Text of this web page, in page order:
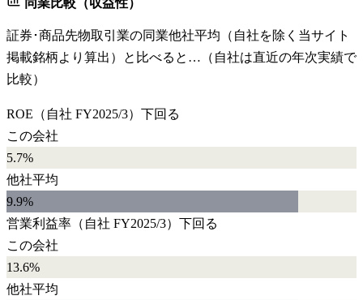
同業比較（収益性）
証券･商品先物取引業の同業他社平均（自社を除く当サイト
掲載銘柄より算出）と比べると…（自社は直近の年次実績で
比較）
ROE （自社 FY2025/3） 下回る
この会社
5.7%
他社平均
9.9%
営業利益率 （自社 FY2025/3） 下回る
この会社
13.6%
他社平均